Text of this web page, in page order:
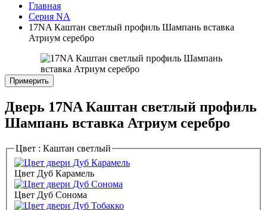
Главная
Серия NA
17NA Каштан светлый профиль Шампань вставка
Атриум серебро
Примерить
Дверь 17NA Каштан светлый профиль
Шампань вставка Атриум серебро
Цвет : Каштан светлый
Цвет Дуб Карамель
Цвет Дуб Сонома